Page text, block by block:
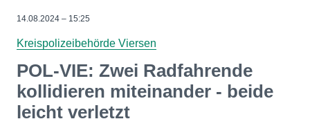
14.08.2024 – 15:25
Kreispolizeibehörde Viersen
POL-VIE: Zwei Radfahrende
kollidieren miteinander - beide
leicht verletzt